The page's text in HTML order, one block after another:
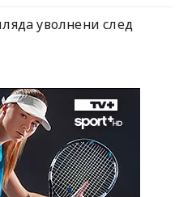
уволнени след